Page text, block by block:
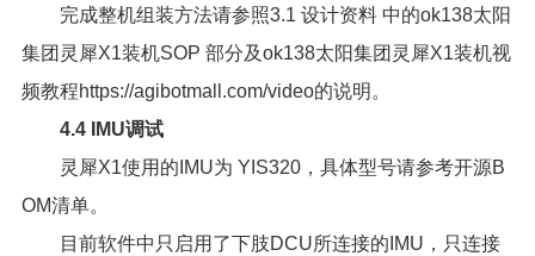
完成整机组装方法请参照3.1 设计资料 中的ok138太阳
集团灵犀X1装机SOP 部分及ok138太阳集团灵犀X1装机视
频教程https://agibotmall.com/video的说明。
4.4 IMU调试
灵犀X1使用的IMU为 YIS320，具体型号请参考开源B
OM清单。
目前软件中只启用了下肢DCU所连接的IMU，只连接